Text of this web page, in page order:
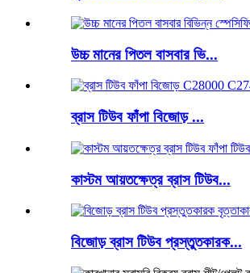
উচ্চ মানের পিতল বাসবার ভি...
ব্রাস টিউব ফাঁপা বিজোড় ...
কাস্টম আয়তক্ষেত্র ব্রাস টিউব...
বিজোড় ব্রাস টিউব প্রস্তুতকারক...